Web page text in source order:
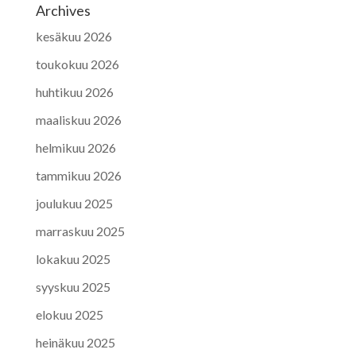
Archives
kesäkuu 2026
toukokuu 2026
huhtikuu 2026
maaliskuu 2026
helmikuu 2026
tammikuu 2026
joulukuu 2025
marraskuu 2025
lokakuu 2025
syyskuu 2025
elokuu 2025
heinäkuu 2025